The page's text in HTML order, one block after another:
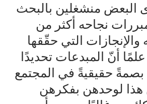
منشغلين بالبحث
نجاحه أكثر من
والإنجازات التي حقّقها
أنّ المبدعات تحديدًا
بصمةً حقيقيةً في المجتمع
هذا لوحدهن بفكرهن